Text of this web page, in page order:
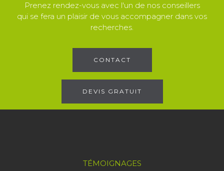
Prenez rendez-vous avec l'un de nos conseillers
qui se fera un plaisir de vous accompagner dans vos
recherches.
CONTACT
DEVIS GRATUIT
TÉMOIGNAGES